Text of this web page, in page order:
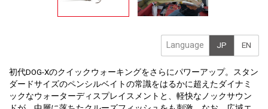
Language JP EN
初代DOG-Xのクイックウォーキングをさらにパワーアップ。スタン
ダードサイズのペンシルベイトの常識をはるかに超えたダイナミ
ックなウォーターディスプレイスメントと、軽快なノックサウン